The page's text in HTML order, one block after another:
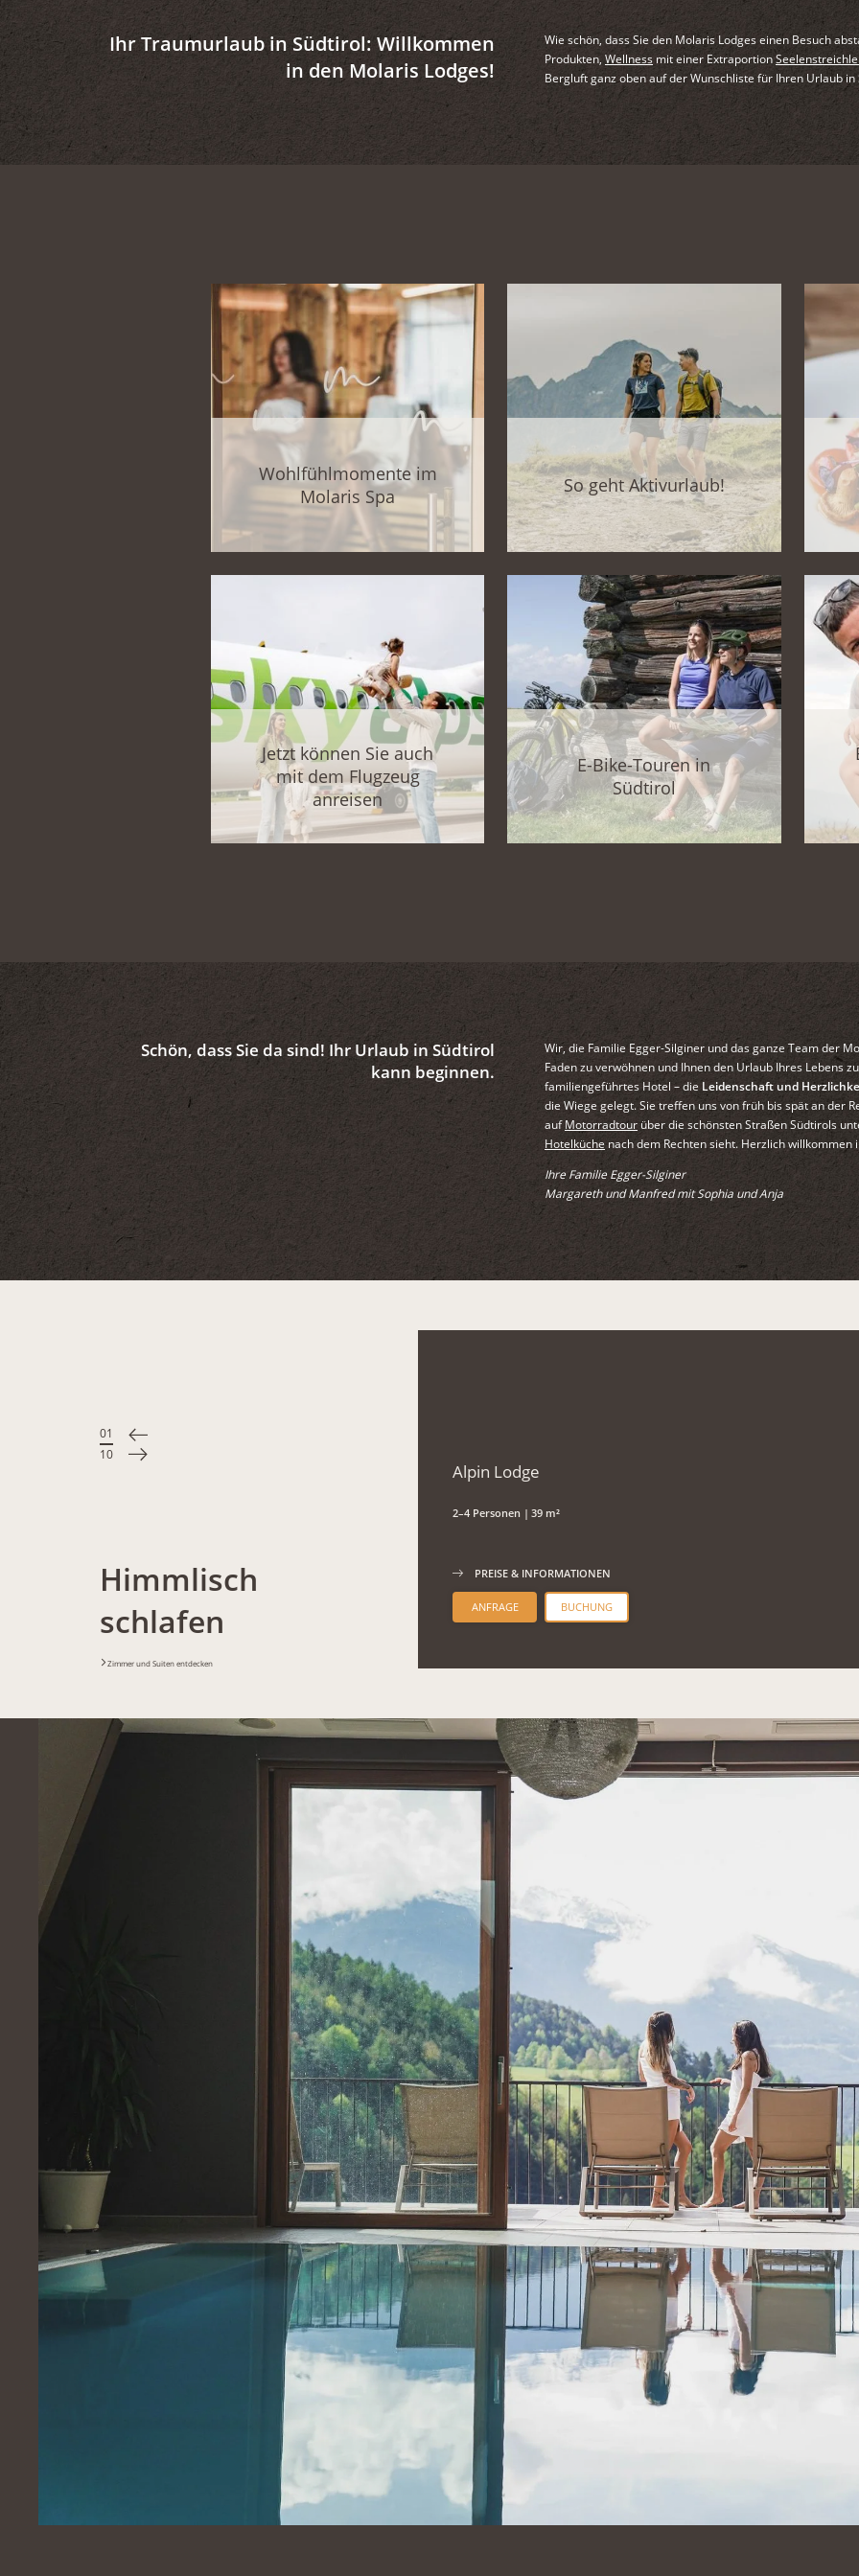
Ihr Traumurlaub in Südtirol: Willkommen
in den Molaris Lodges!
Wie schön, dass Sie den Molaris Lodges einen Besuch
Produkten, Wellness mit einer Extraportion
Bergluft ganz oben auf der Wunschliste für Ihren Urlaub
Wohlfühlmomente im
Molaris Spa
So geht Aktivurlaub!
Jetzt können Sie auch
mit dem Flugzeug
anreisen
E-Bike-Touren in
Südtirol
Schön, dass Sie da sind! Ihr Urlaub in Südtirol
kann beginnen.
Wir, die Familie Egger-Silginer und das ganze Team der
Faden zu verwöhnen und Ihnen den Urlaub Ihres Lebens
familiengeführtes Hotel – die Leidenschaft und
die Wiege gelegt. Sie treffen uns von früh bis spät an der
aufMotorradtourüber die schönsten Straßen Südtirols
Hotelküche nach dem Rechten sieht. Herzlich willkommen
Ihre Familie Egger-Silginer
Margareth und Manfred mit Sophia und Anja
01
/
10
Himmlisch
schlafen
Zimmer und Suiten entdecken
Alpin Lodge
2–4 Personen | 39 m²
PREISE & INFORMATIONEN
ANFRAGE BUCHUNG